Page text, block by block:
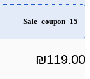
Sale_coupon_15
₪119.00